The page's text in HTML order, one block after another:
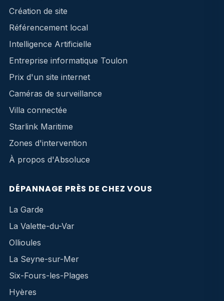
Création de site
Référencement local
Intelligence Artificielle
Entreprise informatique Toulon
Prix d'un site internet
Caméras de surveillance
Villa connectée
Starlink Maritime
Zones d'intervention
À propos d'Absoluce
DÉPANNAGE PRÈS DE CHEZ VOUS
La Garde
La Valette-du-Var
Ollioules
La Seyne-sur-Mer
Six-Fours-les-Plages
Hyères